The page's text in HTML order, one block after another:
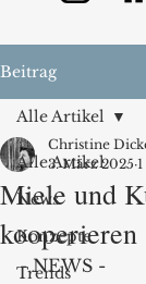
Beitrag
Alle Artikel
News
Konzepte
Trends
Alle Artikel
Miele und
kooperieren
Christine
3. März 2025
- NEWS -